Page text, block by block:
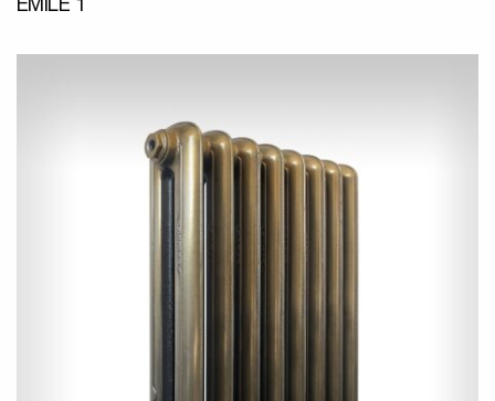
EMILE 1